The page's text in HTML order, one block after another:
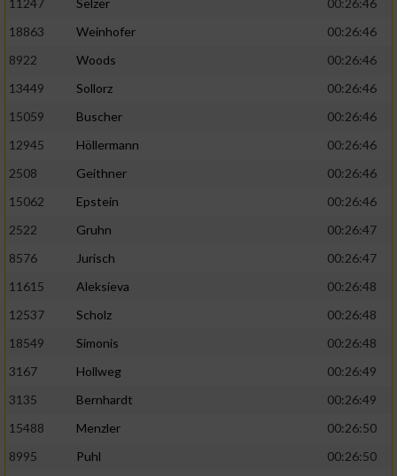
11247
Selzer
00:26:46
18863
Weinhofer
00:26:46
8922
Woods
00:26:46
13449
Sollorz
00:26:46
15059
Buscher
00:26:46
12945
Höllermann
00:26:46
2508
Geithner
00:26:46
15062
Epstein
00:26:46
2522
Gruhn
00:26:47
8576
Jurisch
00:26:47
11615
Aleksieva
00:26:48
12537
Scholz
00:26:48
18549
Simonis
00:26:48
3167
Hollweg
00:26:49
3135
Bernhardt
00:26:49
15488
Menzler
00:26:50
8995
Puhl
00:26:50